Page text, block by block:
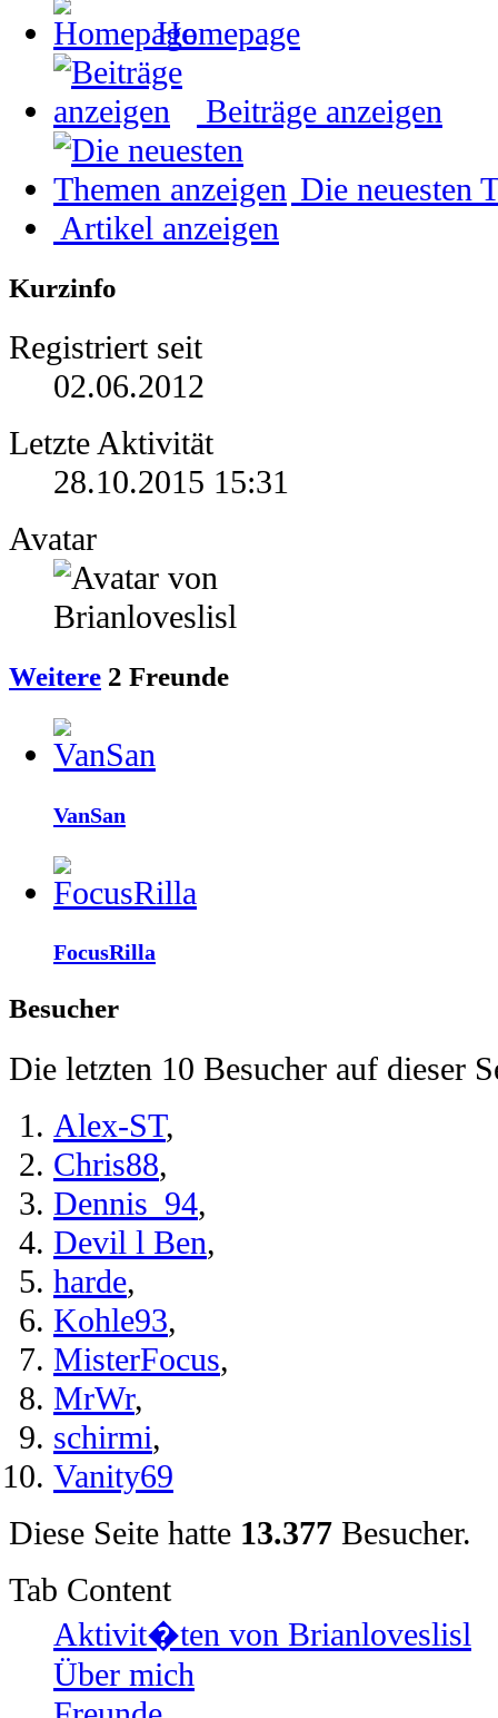
Homepage
Beiträge anzeigen
Die neuesten
Artikel anzeigen
Kurzinfo
Registriert seit
02.06.2012
Letzte Aktivität
28.10.2015 15:31
Avatar
Weitere 2 Freunde
VanSan
FocusRilla
Besucher
Die letzten 10 Besucher auf dieser
Alex-ST,
Chris88,
Dennis_94,
Devil l Ben,
harde,
Kohle93,
MisterFocus,
MrWr,
schirmi,
Vanity69
Diese Seite hatte 13.377 Besucher.
Tab Content
Aktivit�ten von Brianloveslisl
Über mich